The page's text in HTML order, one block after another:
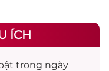
ÍCH
trong ngày